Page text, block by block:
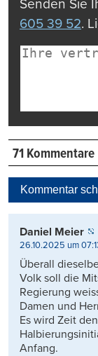
Senden Sie
605 39 52.
71 Kommentare
Kommentar
Daniel Meier
26.10.2025 um
Überall
Volk soll die
Regierung
Damen und
Es wird Zeit
Anfang.